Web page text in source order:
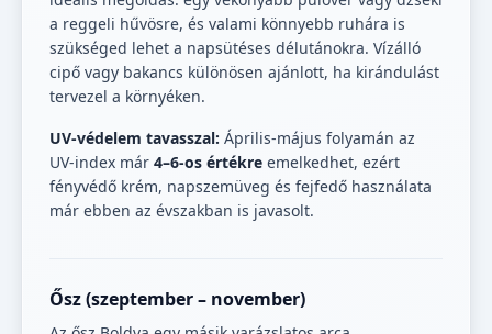
a reggeli hűvösre, és valami könnyebb ruhára is
szükséged lehet a napsütéses délutánokra. Vízálló
cipő vagy bakancs különösen ajánlott, ha kirándulást
tervezel a környéken.
UV-védelem tavasszal: Április-május folyamán az
UV-index már 4–6-os értékre emelkedhet, ezért
fényvédő krém, napszemüveg és fejfedő használata
már ebben az évszakban is javasolt.
Ősz (szeptember – november)